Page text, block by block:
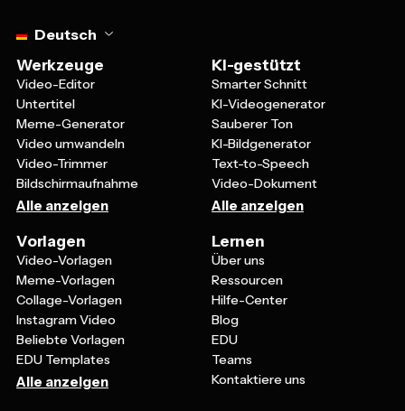
Deutsch
Werkzeuge
Video-Editor
Untertitel
Meme-Generator
Video umwandeln
Video-Trimmer
Bildschirmaufnahme
Alle anzeigen
KI-gestützt
Smarter Schnitt
KI-Videogenerator
Sauberer Ton
KI-Bildgenerator
Text-to-Speech
Video-Dokument
Alle anzeigen
Vorlagen
Video-Vorlagen
Meme-Vorlagen
Collage-Vorlagen
Instagram Video
Beliebte Vorlagen
EDU Templates
Alle anzeigen
Lernen
Über uns
Ressourcen
Hilfe-Center
Blog
EDU
Teams
Kontaktiere uns